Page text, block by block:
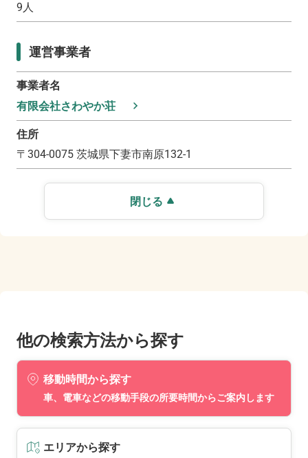
9人
運営事業者
事業者名
有限会社さわやか荘
住所
〒 304-0075 茨城県下妻市南原132-1
閉じる
他の検索方法から探す
移動時間から探す
車、電車などの移動手段の所要時間からご案内します
エリアから探す